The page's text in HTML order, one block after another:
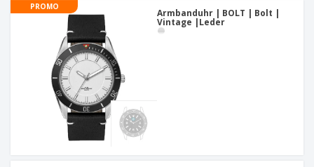
PROMO
Armbanduhr | BOLT | Bolt |
Vintage |Leder